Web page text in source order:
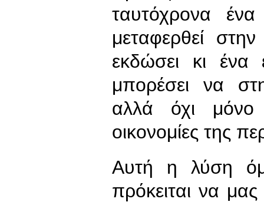
ταυτόχρονα
μεταφερθεί
εκδώσει κι ένα
μπορέσει να
αλλά όχι μόνο
οικονομίες της
Αυτή η λύση
πρόκειται να μας